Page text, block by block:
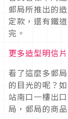
郵局所推出的
定款，還有鐵
完。
更多造型明信片
看了這麼多郵
的目光的呢？
站南口一樓出
局，郵局的商